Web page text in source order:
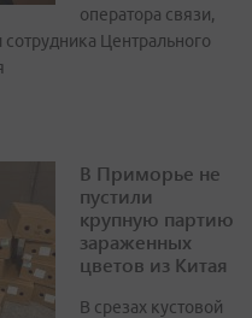
оператора связи,
сотрудника Центрального
В Приморье не
пустили
крупную партию
зараженных
цветов из Китая
В срезах кустовой